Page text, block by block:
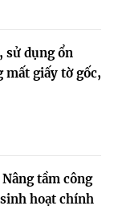
sử dụng ổn
mất giấy tờ gốc,
tầm công
hoạt chính